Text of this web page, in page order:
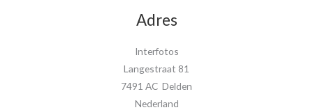
Adres
Interfotos
Langestraat 81
7491 AC Delden
Nederland